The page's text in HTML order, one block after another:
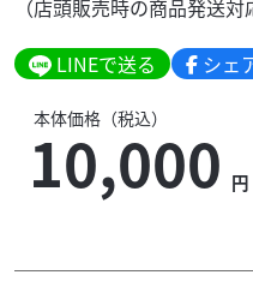
（店頭販売時の商品発送
LINEで送る シェ
本体価格（税込）
10,000 円